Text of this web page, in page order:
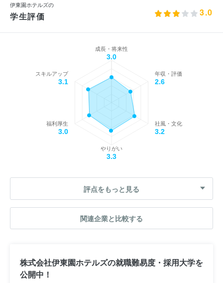
伊東園ホテルズの
学生評価 3.0
成長・将来性
3.0
年収・評価
2.6
社風・文化
3.2
やりがい
3.3
福利厚生
3.0
スキルアップ
3.1
評点をもっと見る
関連企業と比較する
株式会社伊東園ホテルズの就職難易度・採用大学を
公開中！